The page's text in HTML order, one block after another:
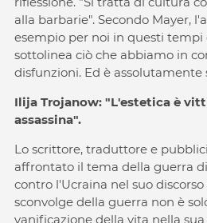
alla barbarie". Secondo Mayer,
esempio per noi in questi tempi
sottolinea ciò che abbiamo in
disfunzioni. Ed è assolutamente
Ilija Trojanow: "L'estetica è
assassina".
Lo scrittore, traduttore e
affrontato il tema della guerra
contro l'Ucraina nel suo discorso
sconvolge della guerra non è
vanificazione della vita nella